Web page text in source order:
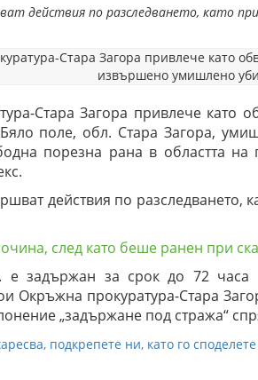
действия по разследването, като
Стара Загора привлече като
поле, обл. Стара Загора,
порезна рана в областта
действия по разследването,
след като беше ранен при
е задържан за срок до 72 часа
Окръжна прокуратура-Стара
„задържане под стража“
подкрепете ни, като го